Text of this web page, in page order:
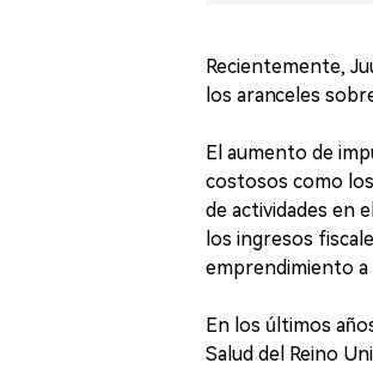
Recientemente,
los aranceles
El aumento de
costosos como
de actividades en
los ingresos
emprendimiento a
En los últimos
Salud del Reino